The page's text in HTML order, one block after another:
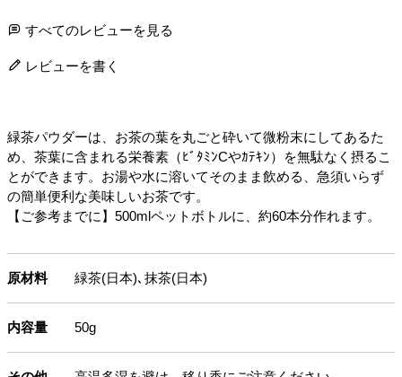
すべてのレビューを見る
レビューを書く
緑茶パウダーは、お茶の葉を丸ごと砕いて微粉末にしてあるた
め、茶葉に含まれる栄養素（ﾋﾞﾀﾐﾝCやｶﾃｷﾝ）を無駄なく摂るこ
とができます。お湯や水に溶いてそのまま飲める、急須いらず
の簡単便利な美味しいお茶です。
【ご参考までに】500mlペットボトルに、約60本分作れます。
原材料 緑茶(日本)､抹茶(日本)
内容量 50g